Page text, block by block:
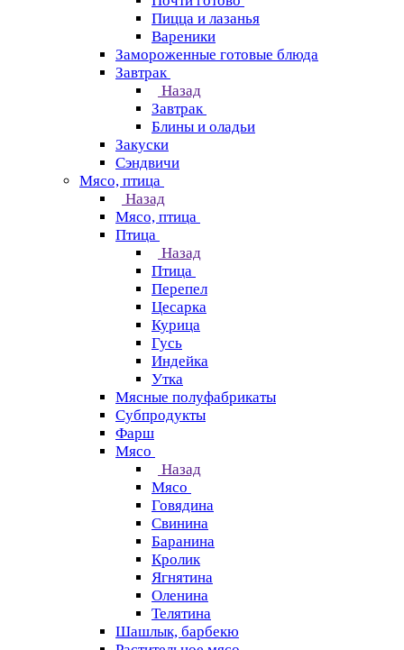
Пицца и лазанья
Вареники
Замороженные готовые блюда
Завтрак
Назад
Завтрак
Блины и оладьи
Закуски
Сэндвичи
Мясо, птица
Назад
Мясо, птица
Птица
Назад
Птица
Перепел
Цесарка
Курица
Гусь
Индейка
Утка
Мясные полуфабрикаты
Субпродукты
Фарш
Мясо
Назад
Мясо
Говядина
Свинина
Баранина
Кролик
Ягнятина
Оленина
Телятина
Шашлык, барбекю